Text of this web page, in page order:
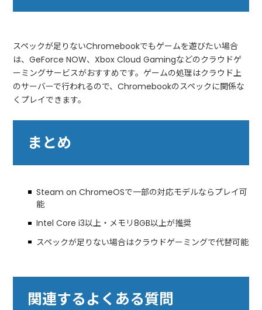
スペックが足りないChromebookでもゲームを遊びたい場合
は、GeForce NOW、Xbox Cloud Gamingなどのクラウドゲ
ーミングサービスがおすすめです。ゲームの処理はクラウド上
のサーバーで行われるので、Chromebookのスペックに関係な
くプレイできます。
まとめ
Steam on ChromeOSで一部の対応モデルならプレイ可
能
Intel Core i3以上・メモリ8GB以上が推奨
スペックが足りない場合はクラウドゲーミングで代替可能
関連するよくある質問